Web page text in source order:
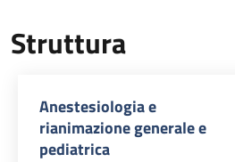
Struttura
Anestesiologia e
rianimazione generale e
pediatrica